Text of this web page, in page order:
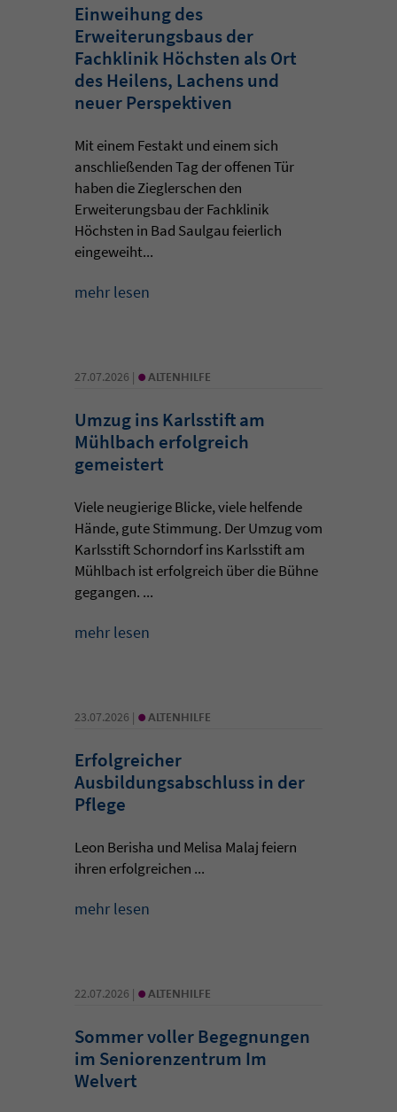
Einweihung des
Erweiterungsbaus der
Fachklinik Höchsten als Ort
des Heilens, Lachens und
neuer Perspektiven
Mit einem Festakt und einem sich
anschließenden Tag der offenen Tür
haben die Zieglerschen den
Erweiterungsbau der Fachklinik
Höchsten in Bad Saulgau feierlich
eingeweiht...
mehr lesen
27.07.2026 | • ALTENHILFE
Umzug ins Karlsstift am
Mühlbach erfolgreich
gemeistert
Viele neugierige Blicke, viele helfende
Hände, gute Stimmung. Der Umzug vom
Karlsstift Schorndorf ins Karlsstift am
Mühlbach ist erfolgreich über die Bühne
gegangen. ...
mehr lesen
23.07.2026 | • ALTENHILFE
Erfolgreicher
Ausbildungsabschluss in der
Pflege
Leon Berisha und Melisa Malaj feiern
ihren erfolgreichen ...
mehr lesen
22.07.2026 | • ALTENHILFE
Sommer voller Begegnungen
im Seniorenzentrum Im
Welvert